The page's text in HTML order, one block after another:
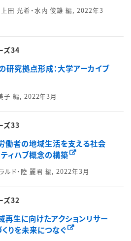
上田 光希・水内 俊雄 編, 2022年3
ズ34
研究拠点形成：大学アーカイブ
子 編, 2022年3月
ズ33
働者の地域生活を支える社会
ティハブ概念の構築
ルド・陸 麗君 編, 2022年3月
ズ32
生に向けたアクションリサー
りを未来につなぐ